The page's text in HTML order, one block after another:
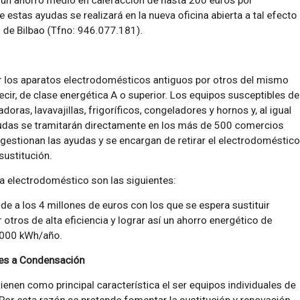
estas ayudas se realizará en la nueva oficina abierta a tal efecto
Bilbao (Tfno: 946.077.181).
los aparatos electrodomésticos antiguos por otros del mismo
de clase energética A o superior. Los equipos susceptibles de
lavavajillas, frigoríficos, congeladores y hornos y, al igual
se tramitarán directamente en los más de 500 comercios
las ayudas y se encargan de retirar el electrodoméstico
electrodoméstico son las siguientes:
a los 4 millones de euros con los que se espera sustituir
de alta eficiencia y lograr así un ahorro energético de
kWh/año.
a Condensación
como principal característica el ser equipos individuales de